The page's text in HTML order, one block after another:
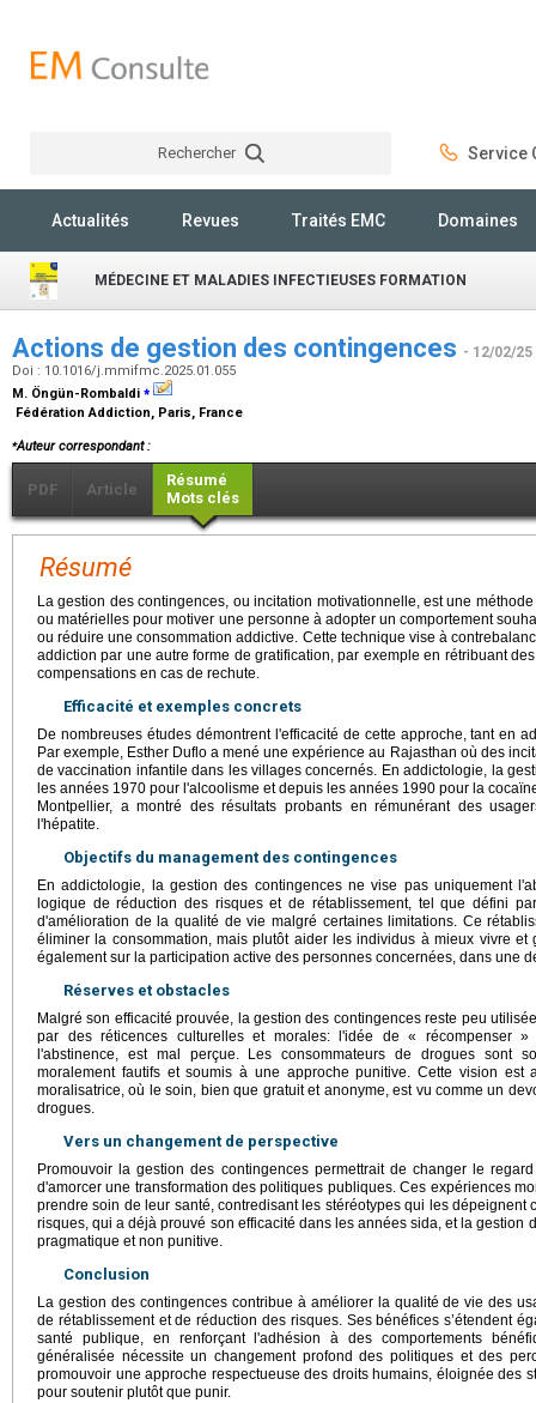
Rechercher Service
Actualités Revues Traités EMC Domaines
MÉDECINE ET MALADIES INFECTIEUSES FORMATION
Actions de gestion des contingences - 12/02/25
Doi : 10.1016/j.mmifmc.2025.01.055
M. Öngün-Rombaldi ⁎
Fédération Addiction, Paris, France
⁎Auteur correspondant :
PDF Article
Résumé
Mots clés
Résumé
La gestion des contingences, ou incitation motivationnelle, est une
ou matérielles pour motiver une personne à adopter un comportement
ou réduire une consommation addictive. Cette technique vise à
addiction par une autre forme de gratification, par exemple en rétribuant
compensations en cas de rechute.
Efficacité et exemples concrets
De nombreuses études démontrent l'efficacité de cette approche, tant en
Par exemple, Esther Duflo a mené une expérience au Rajasthan où des
de vaccination infantile dans les villages concernés. En addictologie, la
les années 1970 pour l'alcoolisme et depuis les années 1990 pour la
Montpellier, a montré des résultats probants en rémunérant des
l'hépatite.
Objectifs du management des contingences
En addictologie, la gestion des contingences ne vise pas uniquement
logique de réduction des risques et de rétablissement, tel que défini
d'amélioration de la qualité de vie malgré certaines limitations. Ce
éliminer la consommation, mais plutôt aider les individus à mieux vivre
également sur la participation active des personnes concernées, dans une
Réserves et obstacles
Malgré son efficacité prouvée, la gestion des contingences reste peu
par des réticences culturelles et morales: l'idée de « récompenser »
l'abstinence, est mal perçue. Les consommateurs de drogues sont
moralement fautifs et soumis à une approche punitive. Cette vision est
moralisatrice, où le soin, bien que gratuit et anonyme, est vu comme un
drogues.
Vers un changement de perspective
Promouvoir la gestion des contingences permettrait de changer le
d'amorcer une transformation des politiques publiques. Ces expériences
prendre soin de leur santé, contredisant les stéréotypes qui les dépeignent
risques, qui a déjà prouvé son efficacité dans les années sida, et la gestion
pragmatique et non punitive.
Conclusion
La gestion des contingences contribue à améliorer la qualité de vie des
de rétablissement et de réduction des risques. Ses bénéfices s’étendent
santé publique, en renforçant l'adhésion à des comportements
généralisée nécessite un changement profond des politiques et des
promouvoir une approche respectueuse des droits humains, éloignée des
pour soutenir plutôt que punir.